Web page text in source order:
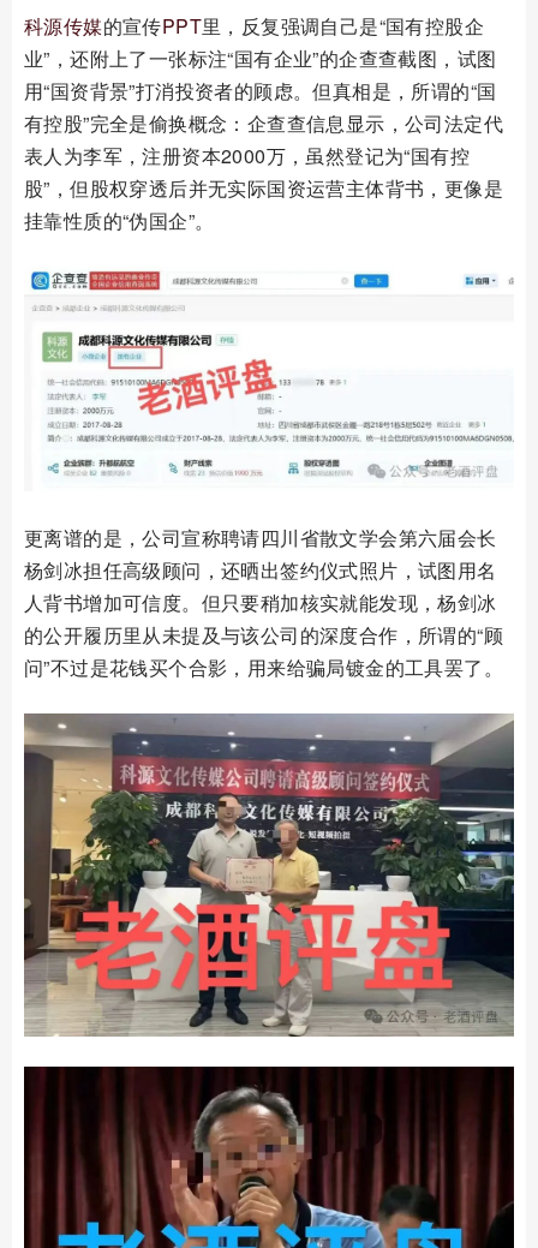
科源传媒的宣传PPT里，反复强调自己是“国有控股企
业”，还附上了一张标注“国有企业”的企查查截图，试图
用“国资背景”打消投资者的顾虑。但真相是，所谓的“国
有控股”完全是偷换概念：企查查信息显示，公司法定代
表人为李军，注册资本2000万，虽然登记为“国有控
股”，但股权穿透后并无实际国资运营主体背书，更像是
挂靠性质的“伪国企”。
更离谱的是，公司宣称聘请四川省散文学会第六届会长
杨剑冰担任高级顾问，还晒出签约仪式照片，试图用名
人背书增加可信度。但只要稍加核实就能发现，杨剑冰
的公开履历里从未提及与该公司的深度合作，所谓的“顾
问”不过是花钱买个合影，用来给骗局镀金的工具罢了。